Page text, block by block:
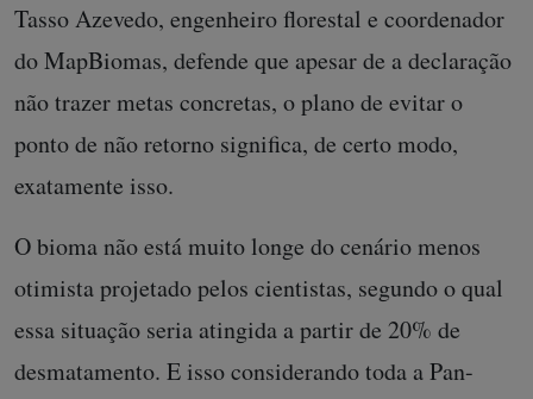
Tasso Azevedo, engenheiro florestal e coordenador
do MapBiomas, defende que apesar de a declaração
não trazer metas concretas, o plano de evitar o
ponto de não retorno significa, de certo modo,
exatamente isso.
O bioma não está muito longe do cenário menos
otimista projetado pelos cientistas, segundo o qual
essa situação seria atingida a partir de 20% de
desmatamento. E isso considerando toda a Pan-